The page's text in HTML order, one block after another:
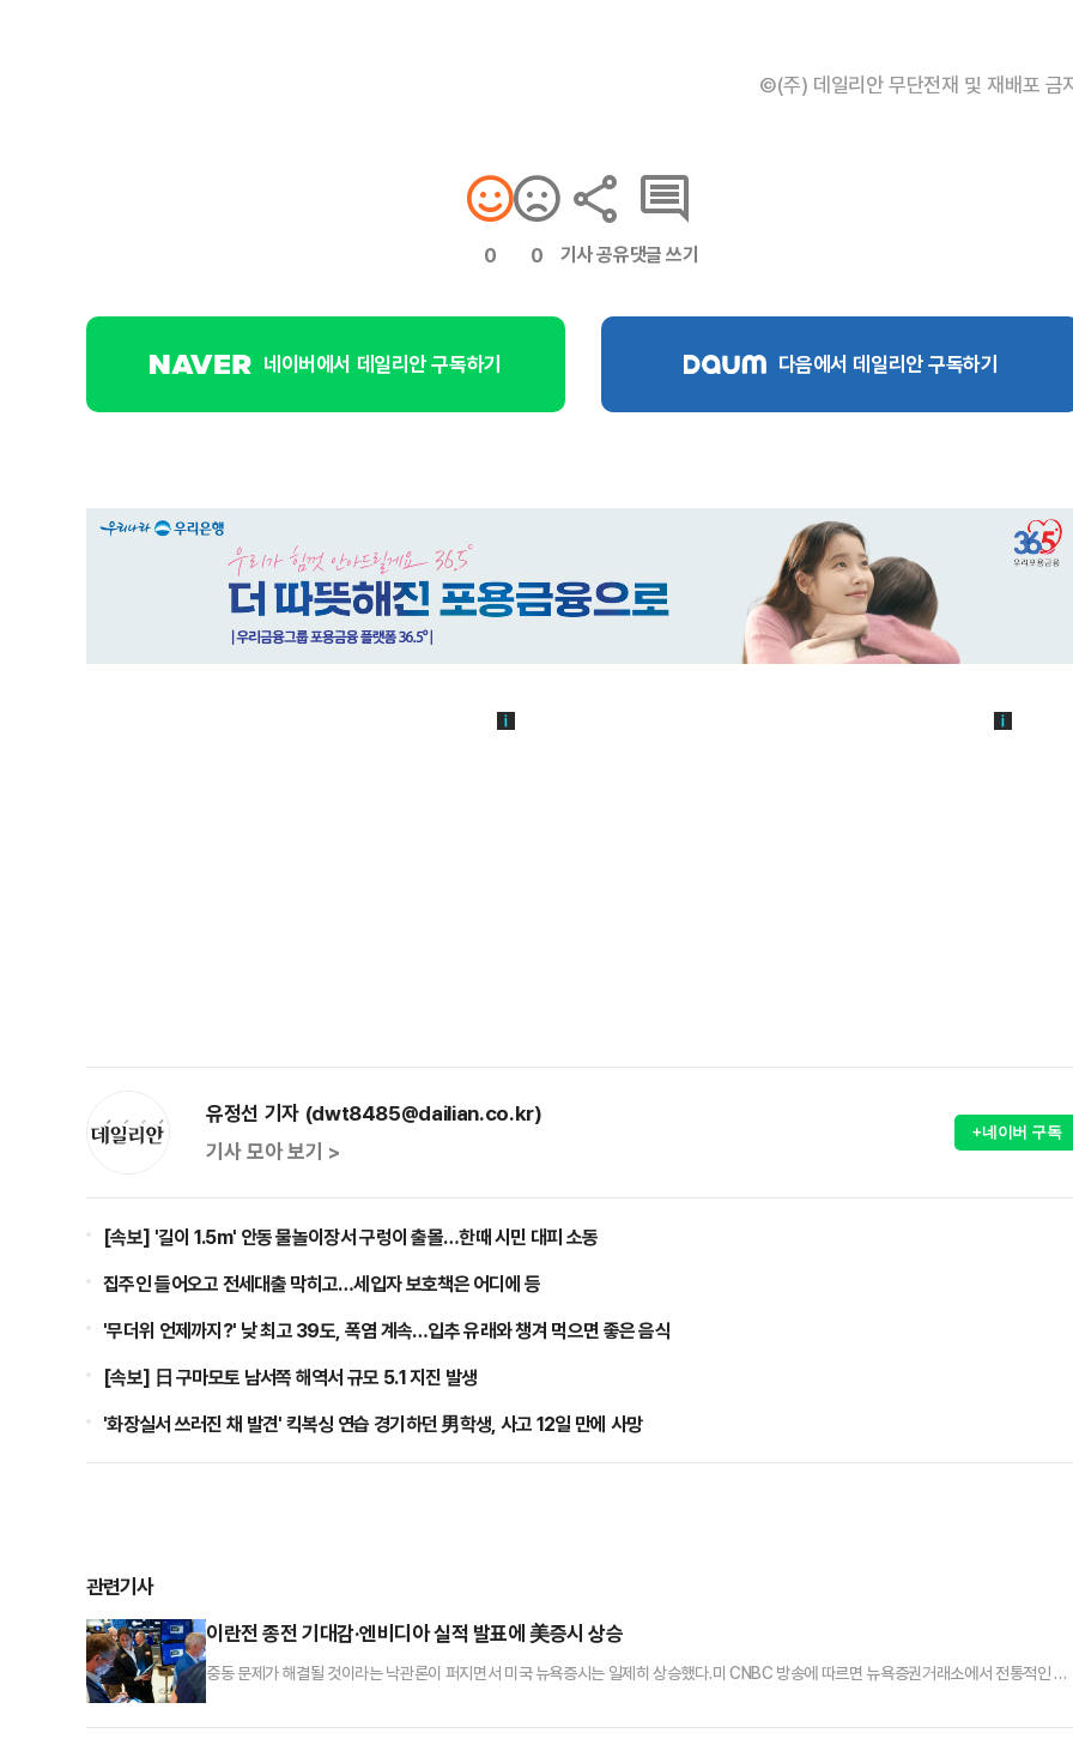
©(주) 데일리안 무단전재 및 재배포 금
0 0 기사 공유댓글 쓰기
네이버에서 데일리안 구독하기 다음에서 데일리안 구독하기
유정선 기자 (dwt8485@dailian.co.kr)
기사 모아 보기 >
+네이버 구독
[속보] '길이 1.5m' 안동 물놀이장서 구렁이 출몰…한때 시민 대피 소동
집주인 들어오고 전세대출 막히고…세입자 보호책은 어디에 등
'무더위 언제까지?' 낮 최고 39도, 폭염 계속…입추 유래와 챙겨 먹으면 좋은 음식
[속보] 日 구마모토 남서쪽 해역서 규모 5.1 지진 발생
'화장실서 쓰러진 채 발견' 킥복싱 연습 경기하던 男학생, 사고 12일 만에 사망
관련기사
이란전 종전 기대감·엔비디아 실적 발표에 美증시 상승
중동 문제가 해결될 것이라는 낙관론이 퍼지면서 미국 뉴욕증시는 일제히 상승했다.미 CNBC 방송에 따르면 뉴욕증권거래소에서 전통적인 우
지수는 78.89포인트(1.07%) 상승한 7432.50를 기록했고, 기술주 중심의 나스닥100지수는 399.65포인트(1.55%) 오른 2만 6270.36